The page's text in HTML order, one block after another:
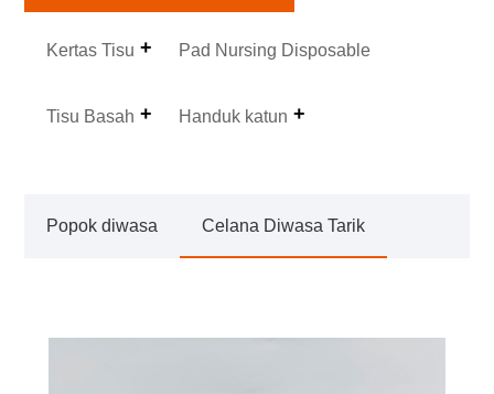
Kertas Tisu Pad Nursing Disposable
Tisu Basah Handuk katun
Popok diwasa Celana Diwasa Tarik